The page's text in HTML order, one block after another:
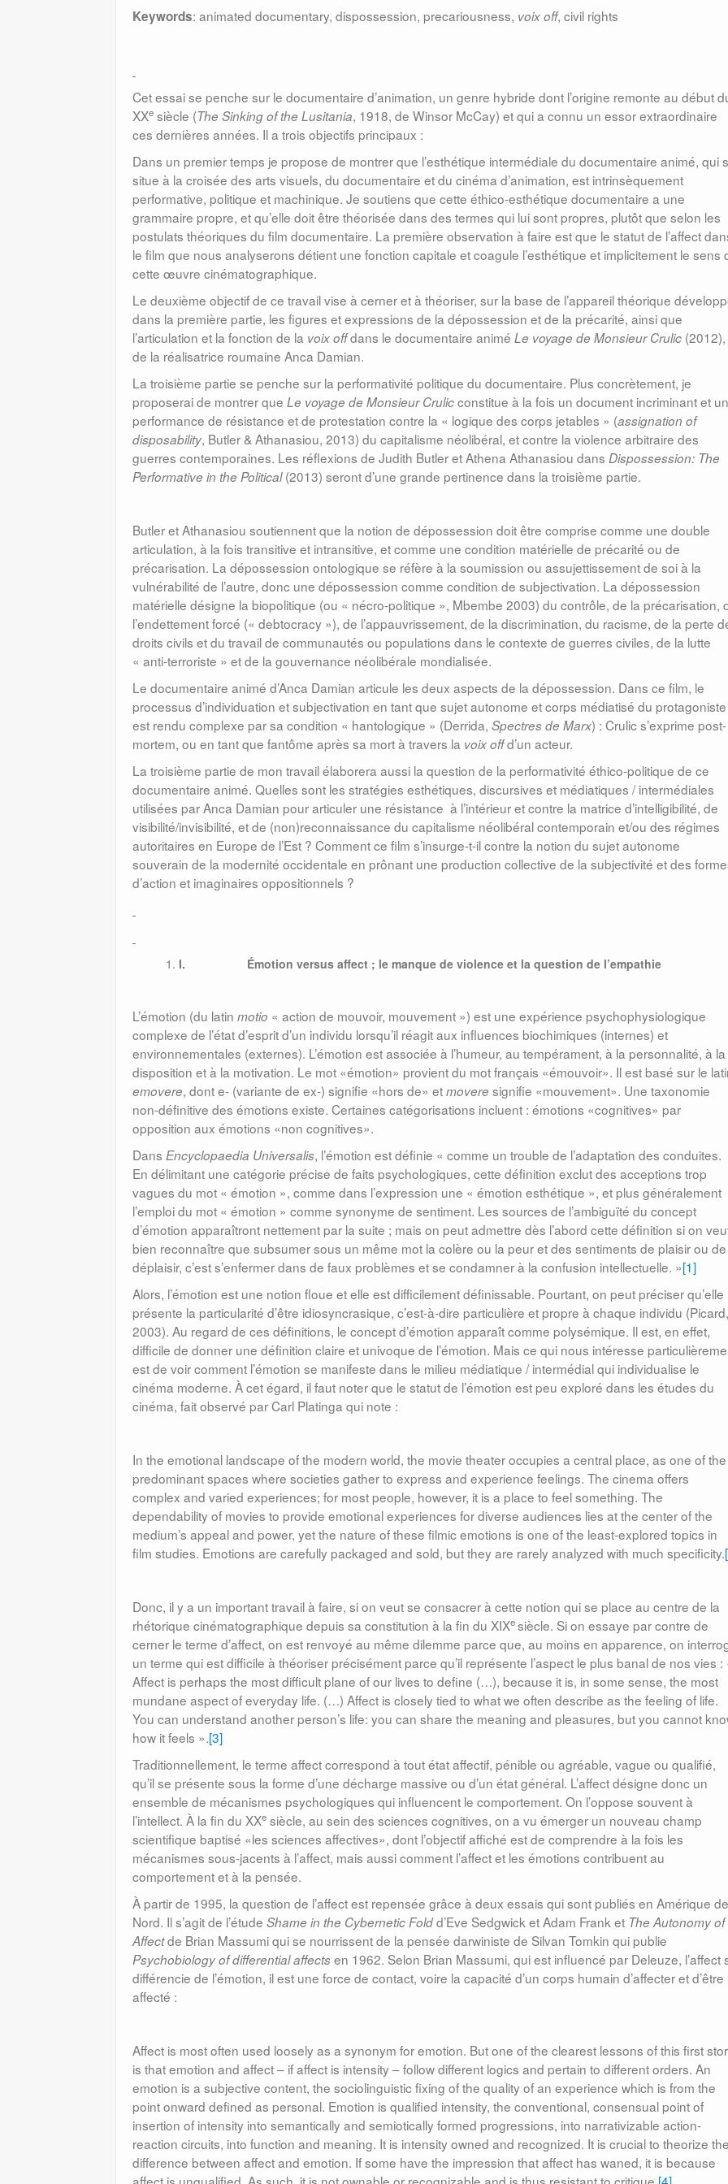
Keywords: animated documentary, dispossession, precariousness, voix off, civil rights
Cet essai se penche sur le documentaire d’animation, un genre hybride dont l’origine remonte au début
XXe siècle (The Sinking of the Lusitania, 1918, de Winsor McCay) et qui a connu un essor extraordinaire
ces dernières années. Il a trois objectifs principaux :
Dans un premier temps je propose de montrer que l’esthétique intermédiale du documentaire animé, qui
situe à la croisée des arts visuels, du documentaire et du cinéma d’animation, est intrinsèquement
performative, politique et machinique. Je soutiens que cette éthico-esthétique documentaire a une
grammaire propre, et qu’elle doit être théorisée dans des termes qui lui sont propres, plutôt que selon les
postulats théoriques du film documentaire. La première observation à faire est que le statut de l’affect
le film que nous analyserons détient une fonction capitale et coagule l’esthétique et implicitement le sens
cette œuvre cinématographique.
Le deuxième objectif de ce travail vise à cerner et à théoriser, sur la base de l’appareil théorique
dans la première partie, les figures et expressions de la dépossession et de la précarité, ainsi que
l’articulation et la fonction de la voix offdans le documentaire animé Le voyage de Monsieur Crulic (2012),
de la réalisatrice roumaine Anca Damian.
La troisième partie se penche sur la performativité politique du documentaire. Plus concrètement, je
proposerai de montrer que Le voyage de Monsieur Crulicconstitue à la fois un document incriminant et
performance de résistance et de protestation contre la « logique des corps jetables » (assignation of
disposability, Butler & Athanasiou, 2013) du capitalisme néolibéral, et contre la violence arbitraire des
guerres contemporaines. Les réflexions de Judith Butler et Athena Athanasiou dans Dispossession: The
Performative in the Political(2013) seront d’une grande pertinence dans la troisième partie.
Butler et Athanasiou soutiennent que la notion de dépossession doit être comprise comme une double
articulation, à la fois transitive et intransitive, et comme une condition matérielle de précarité ou de
précarisation. La dépossession ontologique se réfère à la soumission ou assujettissement de soi à la
vulnérabilité de l’autre, donc une dépossession comme condition de subjectivation. La dépossession
matérielle désigne la biopolitique (ou « nécro-politique », Mbembe 2003) du contrôle, de la précarisation,
l’endettement forcé (« debtocracy »), de l’appauvrissement, de la discrimination, du racisme, de la perte
droits civils et du travail de communautés ou populations dans le contexte de guerres civiles, de la lutte
« anti-terroriste » et de la gouvernance néolibérale mondialisée.
Le documentaire animé d’Anca Damian articule les deux aspects de la dépossession. Dans ce film, le
processus d’individuation et subjectivation en tant que sujet autonome et corps médiatisé du protagoniste
est rendu complexe par sa condition « hantologique » (Derrida, Spectres de Marx) : Crulic s’exprime post-
mortem, ou en tant que fantôme après sa mort à travers la voix offd’un acteur.
La troisième partie de mon travail élaborera aussi la question de la performativité éthico-politique de ce
documentaire animé. Quelles sont les stratégies esthétiques, discursives et médiatiques / intermédiales
utilisées par Anca Damian pour articuler une résistance à l’intérieur et contre la matrice d’intelligibilité, de
visibilité/invisibilité, et de (non)reconnaissance du capitalisme néolibéral contemporain et/ou des régimes
autoritaires en Europe de l’Est ? Comment ce film s’insurge-t-il contre la notion du sujet autonome
souverain de la modernité occidentale en prônant une production collective de la subjectivité et des
d’action et imaginaires oppositionnels ?
I. Émotion versus affect ; le manque de violence et la question de l’empathie
L’émotion (du latin motio « action de mouvoir, mouvement ») est une expérience psychophysiologique
complexe de l’état d’esprit d’un individu lorsqu’il réagit aux influences biochimiques (internes) et
environnementales (externes). L’émotion est associée à l’humeur, au tempérament, à la personnalité, à la
disposition et à la motivation. Le mot «émotion» provient du mot français «émouvoir». Il est basé sur le
emovere, dont e- (variante de ex-) signifie «hors de» etmovere signifie «mouvement». Une taxonomie
non-définitive des émotions existe. Certaines catégorisations incluent : émotions «cognitives» par
opposition aux émotions «non cognitives».
Dans Encyclopaedia Universalis, l’émotion est définie « comme un trouble de l’adaptation des conduites.
En délimitant une catégorie précise de faits psychologiques, cette définition exclut des acceptions trop
vagues du mot « émotion », comme dans l’expression une « émotion esthétique », et plus généralement
l’emploi du mot « émotion » comme synonyme de sentiment. Les sources de l’ambiguïté du concept
d’émotion apparaîtront nettement par la suite ; mais on peut admettre dès l’abord cette définition si on
bien reconnaître que subsumer sous un même mot la colère ou la peur et des sentiments de plaisir ou de
déplaisir, c’est s’enfermer dans de faux problèmes et se condamner à la confusion intellectuelle. »[1]
Alors, l’émotion est une notion floue et elle est difficilement définissable. Pourtant, on peut préciser qu’elle
présente la particularité d’être idiosyncrasique, c’est-à-dire particulière et propre à chaque individu (Picard,
2003). Au regard de ces définitions, le concept d’émotion apparaît comme polysémique. Il est, en effet,
difficile de donner une définition claire et univoque de l’émotion. Mais ce qui nous intéresse
est de voir comment l’émotion se manifeste dans le milieu médiatique / intermédial qui individualise le
cinéma moderne. À cet égard, il faut noter que le statut de l’émotion est peu exploré dans les études du
cinéma, fait observé par Carl Platinga qui note :
In the emotional landscape of the modern world, the movie theater occupies a central place, as one of the
predominant spaces where societies gather to express and experience feelings. The cinema offers
complex and varied experiences; for most people, however, it is a place to feel something. The
dependability of movies to provide emotional experiences for diverse audiences lies at the center of the
medium’s appeal and power, yet the nature of these filmic emotions is one of the least-explored topics in
film studies. Emotions are carefully packaged and sold, but they are rarely analyzed with much specificity.
Donc, il y a un important travail à faire, si on veut se consacrer à cette notion qui se place au centre de la
rhétorique cinématographique depuis sa constitution à la fin du XIXesiècle. Si on essaye par contre de
cerner le terme d’affect, on est renvoyé au même dilemme parce que, au moins en apparence, on
un terme qui est difficile à théoriser précisément parce qu’il représente l’aspect le plus banal de nos vies :
Affect is perhaps the most difficult plane of our lives to define (…), because it is, in some sense, the most
mundane aspect of everyday life. (…) Affect is closely tied to what we often describe as the feeling of life.
You can understand another person’s life: you can share the meaning and pleasures, but you cannot
how it feels ».[3]
Traditionnellement, le terme affect correspond à tout état affectif, pénible ou agréable, vague ou qualifié,
qu’il se présente sous la forme d’une décharge massive ou d’un état général. L’affect désigne donc un
ensemble de mécanismes psychologiques qui influencent le comportement. On l’oppose souvent à
l’intellect. À la fin du XXe siècle, au sein des sciences cognitives, on a vu émerger un nouveau champ
scientifique baptisé «les sciences affectives», dont l’objectif affiché est de comprendre à la fois les
mécanismes sous-jacents à l’affect, mais aussi comment l’affect et les émotions contribuent au
comportement et à la pensée.
À partir de 1995, la question de l’affect est repensée grâce à deux essais qui sont publiés en Amérique de
Nord. Il s’agit de l’étude Shame in the Cybernetic Foldd’Eve Sedgwick et Adam Frank et The Autonomy of
Affectde Brian Massumi qui se nourrissent de la pensée darwiniste de Silvan Tomkin qui publie
Psychobiology of differential affects en 1962. Selon Brian Massumi, qui est influencé par Deleuze, l’affect
différencie de l’émotion, il est une force de contact, voire la capacité d’un corps humain d’affecter et d’être
affecté :
Affect is most often used loosely as a synonym for emotion. But one of the clearest lessons of this first
is that emotion and affect – if affect is intensity – follow different logics and pertain to different orders. An
emotion is a subjective content, the sociolinguistic fixing of the quality of an experience which is from the
point onward defined as personal. Emotion is qualified intensity, the conventional, consensual point of
insertion of intensity into semantically and semiotically formed progressions, into narrativizable action-
reaction circuits, into function and meaning. It is intensity owned and recognized. It is crucial to theorize the
difference between affect and emotion. If some have the impression that affect has waned, it is because